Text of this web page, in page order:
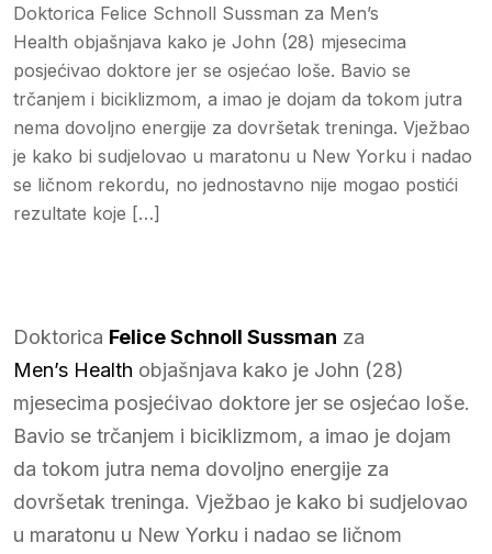
Doktorica Felice Schnoll Sussman za Men’s
Health objašnjava kako je John (28) mjesecima
posjećivao doktore jer se osjećao loše. Bavio se
trčanjem i biciklizmom, a imao je dojam da tokom jutra
nema dovoljno energije za dovršetak treninga. Vježbao
je kako bi sudjelovao u maratonu u New Yorku i nadao
se ličnom rekordu, no jednostavno nije mogao postići
rezultate koje […]
Doktorica Felice Schnoll Sussman za
Men’s Health objašnjava kako je John (28)
mjesecima posjećivao doktore jer se osjećao loše.
Bavio se trčanjem i biciklizmom, a imao je dojam
da tokom jutra nema dovoljno energije za
dovršetak treninga. Vježbao je kako bi sudjelovao
u maratonu u New Yorku i nadao se ličnom